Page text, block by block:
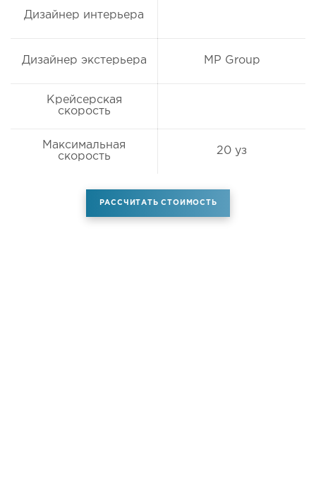
Дизайнер интерьера
Дизайнер экстерьера MP Group
Крейсерская
скорость
Максимальная
скорость
20 уз
РАССЧИТАТЬ СТОИМОСТЬ